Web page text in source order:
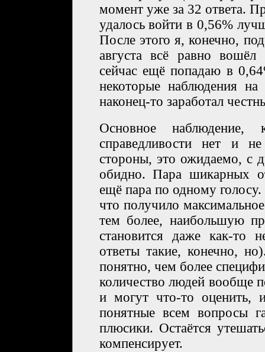
момент уже за 32 ответа.
удалось войти в 0,56%
После этого я, конечно,
августа всё равно
сейчас ещё попадаю в
некоторые наблюдения на
наконец-то заработал
Основное
справедливости нет и
стороны, это ожидаемо, с
обидно. Пара шикарных
ещё пара по одному
что получило
тем более, наибольшую
становится даже как-то
ответы такие, конечно,
понятно, чем более
количество людей вообще
и могут что-то оценить,
понятные всем вопросы
плюсики. Остаётся
компенсирует.